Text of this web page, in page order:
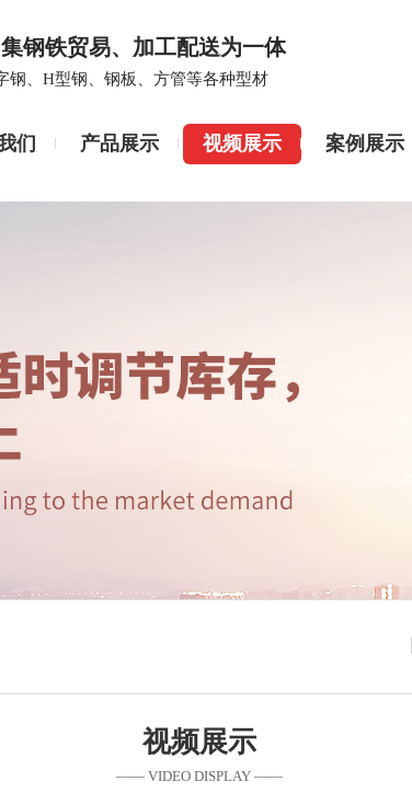
集钢铁贸易、加工配送为一体
钢、H型钢、钢板、方管等各种型材
们 产品展示 视频展示 案例展示
视频展示
—— VIDEO DISPLAY ——